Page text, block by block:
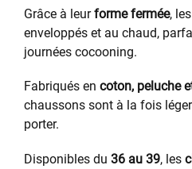
Grâce à leurforme fermée,
enveloppés et au chaud,
journées cocooning.
Fabriqués en coton, peluche
chaussons sont à la fois
porter.
Disponibles du 36 au 39, les